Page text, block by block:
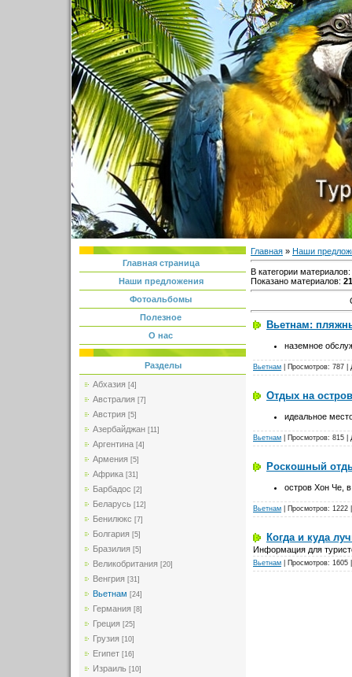
Главная страница
Наши предложения
Фотоальбомы
Полезное
О нас
Разделы
Абхазия [4]
Австралия [7]
Австрия [5]
Азербайджан [11]
Аргентина [4]
Армения [5]
Африка [31]
Барбадос [2]
Беларусь [12]
Бенилюкс [7]
Болгария [5]
Бразилия [5]
Великобритания [20]
Венгрия [31]
Вьетнам [24]
Германия [8]
Греция [25]
Грузия [10]
Египет [16]
Израиль [10]
Главная » Наши
В категории материалов:
Показано материалов:
Вьетнам:
наземное
Вьетнам | Просмотров: 787 |
Отдых на
идеальное
Вьетнам | Просмотров: 815 |
Роскошный
остров Хон Че,
Вьетнам | Просмотров: 1222
Когда и куда
Информация для
Вьетнам | Просмотров: 1605